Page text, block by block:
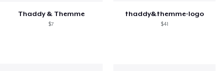
Thaddy & Themme
$7
thaddy&themme-logo
$41